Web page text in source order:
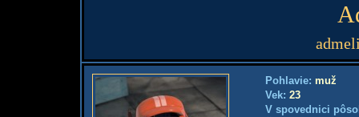
Pohlavie: muž
Vek: 23
V spovednici